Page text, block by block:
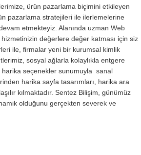
ürün pazarlama biçimini etkileyen
pazarlama stratejileri ile ilerlemelerine
etmekteyiz. Alanında uzman Web
değerlere değer katması için siz
ile, firmalar yeni bir kurumsal kimlik
sosyal ağlarla kolaylıkla entgere
harika seçenekler sunumuyla sanal
harika sayfa tasarımları, harika ara
kılmaktadır. Sentez Bilişim, günümüz
olduğunu gerçekten severek ve